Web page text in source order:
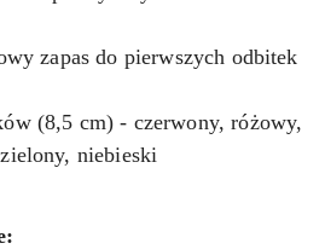
zapas do pierwszych odbitek
(8,5 cm) - czerwony, różowy,
niebieski